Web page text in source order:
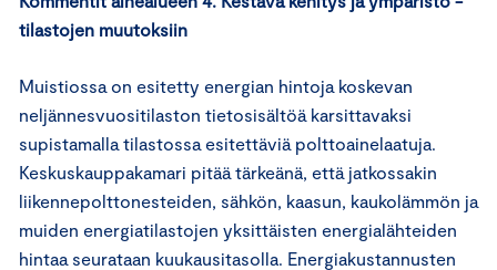
tilastojen muutoksiin
Muistiossa on esitetty energian hintoja koskevan
neljännesvuositilaston tietosisältöä karsittavaksi
supistamalla tilastossa esitettäviä polttoainelaatuja.
Keskuskauppakamari pitää tärkeänä, että jatkossakin
liikennepolttonesteiden, sähkön, kaasun, kaukolämmön ja
muiden energiatilastojen yksittäisten energialähteiden
hintaa seurataan kuukausitasolla. Energiakustannusten